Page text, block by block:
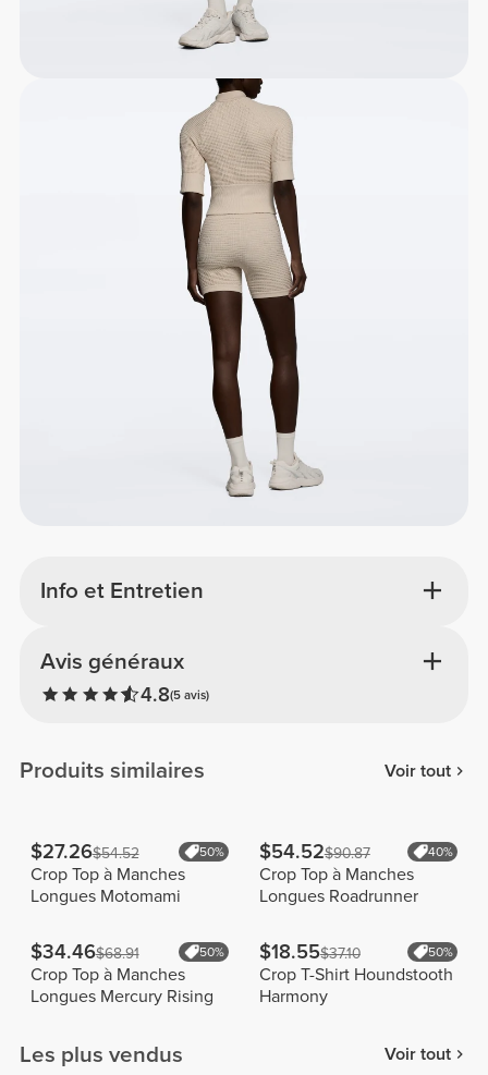
Info et Entretien
Avis généraux
4.8(5 avis)
Produits similaires Voir tout
$27.26$54.52 50%
Crop Top à Manches
Longues Motomami
$54.52$90.87 40%
Crop Top à Manches
Longues Roadrunner
$34.46$68.91 50%
Crop Top à Manches
Longues Mercury Rising
$18.55$37.10 50%
Crop T-Shirt Houndstooth
Harmony
Les plus vendus Voir tout